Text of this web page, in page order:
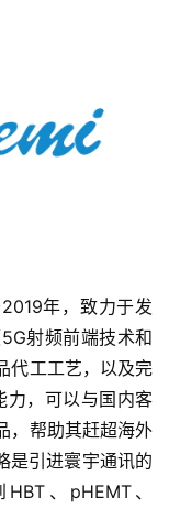
年，致力于发
射频前端技术和
代工工艺，以及完
力，可以与国内客
，帮助其赶超海外
是引进寰宇通讯的
、pHEMT、